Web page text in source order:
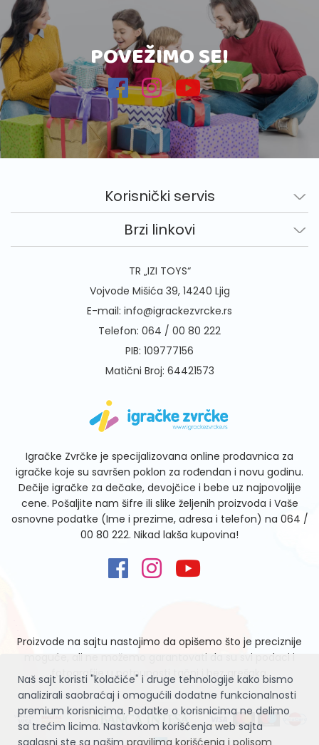
Naš sajt koristi "kolačiće" i druge tehnologije kako bismo
analizirali saobraćaj i omogućili dodatne funkcionalnosti
premium korisnicima. Podatke o korisnicima ne delimo
sa trećim licima. Nastavkom korišćenja web sajta
saglasni ste sa našim pravilima korišćenja i polisom
POVEŽIMO SE!
Korisnički servis
Brzi linkovi
TR „IZI TOYS“
Vojvode Mišića 39, 14240 Ljig
E-mail: info@igrackezvrcke.rs
Telefon: 064 / 00 80 222
PIB: 109777156
Matični Broj: 64421573
Igračke Zvrčke je specijalizovana online prodavnica za
igračke koje su savršen poklon za rođendan i novu godinu.
Dečije igračke za dečake, devojčice i bebe uz najpovoljije
cene. Pošaljite nam šifre ili slike željenih proizvoda i Vaše
osnovne podatke (Ime i prezime, adresa i telefon) na 064 /
00 80 222. Nikad lakša kupovina!
Proizvode na sajtu nastojimo da opišemo što je preciznije
moguće, ali ne možemo garantovati da su svi podaci i
fotografije u potpunosti tačni i bez grešaka.